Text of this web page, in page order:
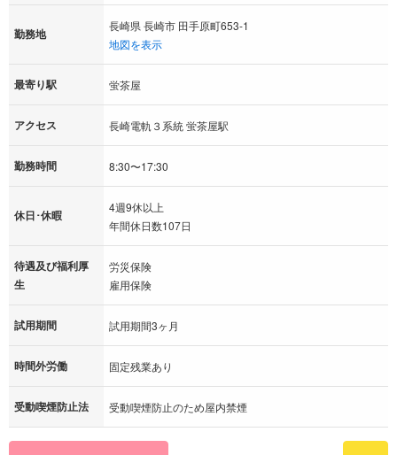
勤務地
長崎県 長崎市 田手原町653-1
地図を表示
最寄り駅 蛍茶屋
アクセス 長崎電軌３系統 蛍茶屋駅
勤務時間 8:30〜17:30
休日･休暇
4週9休以上
年間休日数107日
待遇及び福利厚
生
労災保険
雇用保険
試用期間 試用期間3ヶ月
時間外労働 固定残業あり
受動喫煙防止法 受動喫煙防止のため屋内禁煙